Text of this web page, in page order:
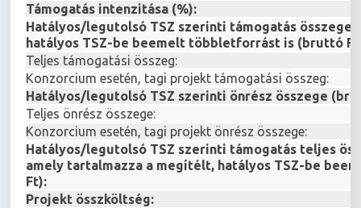
Támogatás intenzitása (%):
Hatályos/legutolsó TSZ szerinti támogatás
hatályos TSZ-be beemelt többletforrást is (bruttó
Teljes támogatási összeg:
Konzorcium esetén, tagi projekt támogatási összeg:
Hatályos/legutolsó TSZ szerinti önrész összege
Teljes önrész összege:
Konzorcium esetén, tagi projekt önrész összege:
Hatályos/legutolsó TSZ szerinti támogatás teljes
amely tartalmazza a megítélt, hatályos TSZ-be
Ft):
Projekt összköltség: